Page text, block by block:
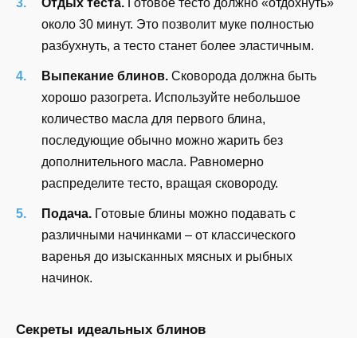
около 30 минут. Это позволит муке полностью
разбухнуть, а тесто станет более эластичным.
Выпекание блинов. Сковорода должна быть
хорошо разогрета. Используйте небольшое
количество масла для первого блина,
последующие обычно можно жарить без
дополнительного масла. Равномерно
распределите тесто, вращая сковороду.
Подача. Готовые блины можно подавать с
различными начинками – от классического
варенья до изысканных мясных и рыбных
начинок.
Секреты идеальных блинов